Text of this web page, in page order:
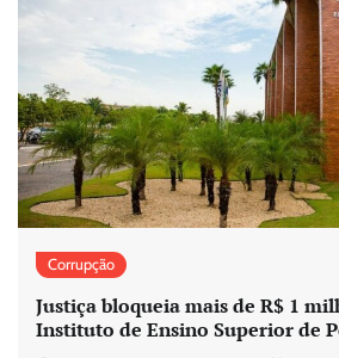
Corrupção
Justiça bloqueia mais de R$ 1
Instituto de Ensino Superior de